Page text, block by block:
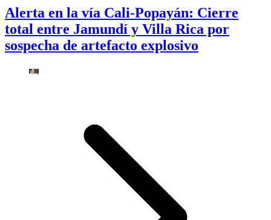
Alerta en la vía Cali-Popayán: Cierre
total entre Jamundí y Villa Rica por
sospecha de artefacto explosivo